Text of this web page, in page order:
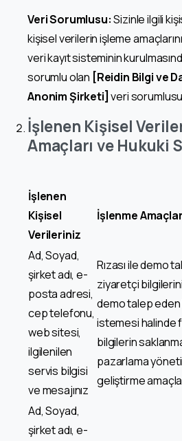
Veri Sorumlusu:Sizinle ilgili
kişisel verilerin işleme
veri kayıt sisteminin
sorumlu olan [Reidin Bilgi ve
Anonim Şirketi] veri
İşlenen Kişisel
Amaçları ve Hukuki
İşlenen
Kişisel
Verileriniz
İşlenme
Ad, Soyad,
şirket adı, e-
posta adresi,
cep telefonu,
web sitesi,
ilgilenilen
servis bilgisi
ve mesajınız
Rızası ile demo
ziyaretçi
demo talep eden
istemesi halinde
bilgilerin
pazarlama
geliştirme
Ad, Soyad,
şirket adı, e-